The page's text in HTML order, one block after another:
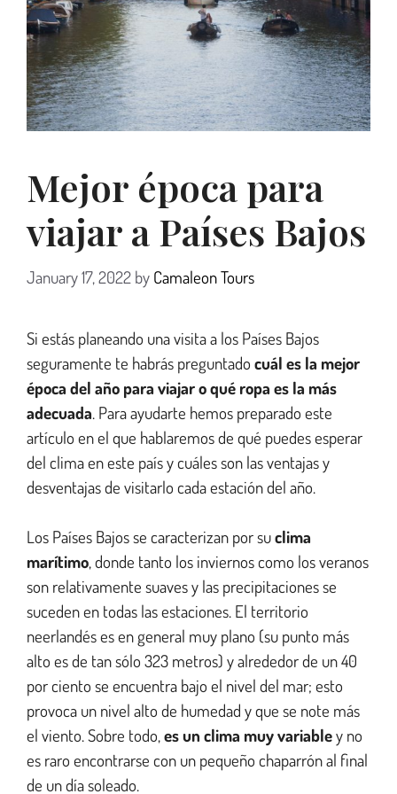
Mejor época para
viajar a Países Bajos
January 17, 2022 by Camaleon Tours
Si estás planeando una visita a los Países Bajos
seguramente te habrás preguntado cuál es la mejor
época del año para viajar o qué ropa es la más
adecuada. Para ayudarte hemos preparado este
artículo en el que hablaremos de qué puedes esperar
del clima en este país y cuáles son las ventajas y
desventajas de visitarlo cada estación del año.
Los Países Bajos se caracterizan por suclima
marítimo, donde tanto los inviernos como los veranos
son relativamente suaves y las precipitaciones se
suceden en todas las estaciones. El territorio
neerlandés es en general muy plano (su punto más
alto es de tan sólo 323 metros) y alrededor de un 40
por ciento se encuentra bajo el nivel del mar; esto
provoca un nivel alto de humedad y que se note más
el viento. Sobre todo,es un clima muy variabley no
es raro encontrarse con un pequeño chaparrón al final
de un día soleado.